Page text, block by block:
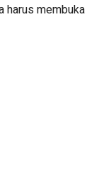
harus membuka